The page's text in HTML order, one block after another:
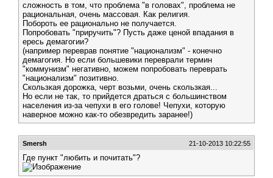
сложность в том, что проблема "в головах", проблема не
рациональная, очень массовая. Как религия.
Побороть ее рационально не получается.
Попробовать "приручить"? Пусть даже ценой впадания в
ересь демагогии?
(например переврав понятие "национализм" - конечно
демагогия. Но если большевики переврали термин
"коммунизм" негативно, можем попробовать переврать
"национализм" позитивно.
Скользкая дорожка, черт возьми, очень скользкая...
Но если не так, то прийдется драться с большинством
населения из-за чепухи в его голове! Чепухи, которую
наверное можно как-то обезвредить заранее!)
Smersh 21-10-2013 10:22:55
Где пункт "любить и почитать"?